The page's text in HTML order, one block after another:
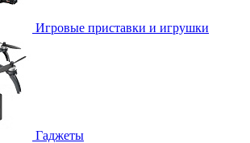
Игровые приставки и игрушки
Гаджеты